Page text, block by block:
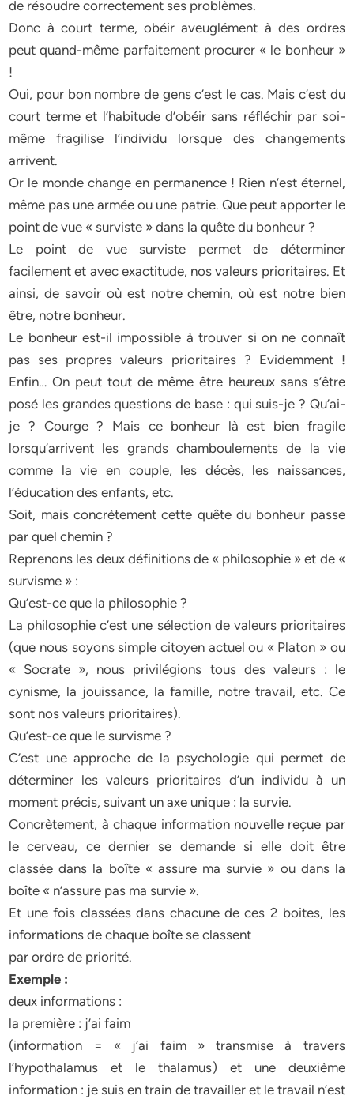
de résoudre correctement ses problèmes.
Donc à court terme, obéir aveuglément à des ordres
peut quand-même parfaitement procurer « le bonheur »
!
Oui, pour bon nombre de gens c’est le cas. Mais c’est du
court terme et l’habitude d’obéir sans réfléchir par soi-
même fragilise l’individu lorsque des changements
arrivent.
Or le monde change en permanence ! Rien n’est éternel,
même pas une armée ou une patrie. Que peut apporter le
point de vue « surviste » dans la quête du bonheur ?
Le point de vue surviste permet de déterminer
facilement et avec exactitude, nos valeurs prioritaires. Et
ainsi, de savoir où est notre chemin, où est notre bien
être, notre bonheur.
Le bonheur est-il impossible à trouver si on ne connaît
pas ses propres valeurs prioritaires ? Evidemment !
Enfin… On peut tout de même être heureux sans s’être
posé les grandes questions de base : qui suis-je ? Qu’ai-
je ? Courge ? Mais ce bonheur là est bien fragile
lorsqu’arrivent les grands chamboulements de la vie
comme la vie en couple, les décès, les naissances,
l’éducation des enfants, etc.
Soit, mais concrètement cette quête du bonheur passe
par quel chemin ?
Reprenons les deux définitions de « philosophie » et de «
survisme » :
Qu’est-ce que la philosophie ?
La philosophie c’est une sélection de valeurs prioritaires
(que nous soyons simple citoyen actuel ou « Platon » ou
« Socrate », nous privilégions tous des valeurs : le
cynisme, la jouissance, la famille, notre travail, etc. Ce
sont nos valeurs prioritaires).
Qu’est-ce que le survisme ?
C’est une approche de la psychologie qui permet de
déterminer les valeurs prioritaires d’un individu à un
moment précis, suivant un axe unique : la survie.
Concrètement, à chaque information nouvelle reçue par
le cerveau, ce dernier se demande si elle doit être
classée dans la boîte « assure ma survie » ou dans la
boîte « n’assure pas ma survie ».
Et une fois classées dans chacune de ces 2 boites, les
informations de chaque boîte se classent
par ordre de priorité.
Exemple :
deux informations :
la première : j’ai faim
(information = « j’ai faim » transmise à travers
l’hypothalamus et le thalamus) et une deuxième
information : je suis en train de travailler et le travail n’est